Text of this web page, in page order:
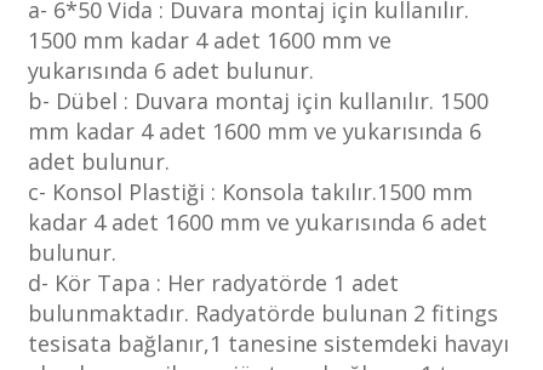
a- 6*50 Vida : Duvara montaj için kullanılır.
1500 mm kadar 4 adet 1600 mm ve
yukarısında 6 adet bulunur.
b- Dübel : Duvara montaj için kullanılır. 1500
mm kadar 4 adet 1600 mm ve yukarısında 6
adet bulunur.
c- Konsol Plastiği : Konsola takılır.1500 mm
kadar 4 adet 1600 mm ve yukarısında 6 adet
bulunur.
d- Kör Tapa : Her radyatörde 1 adet
bulunmaktadır. Radyatörde bulunan 2 fitings
tesisata bağlanır,1 tanesine sistemdeki havayı